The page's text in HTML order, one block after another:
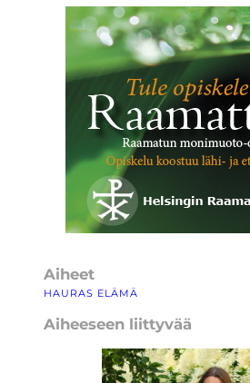
Aiheet
HAURAS ELÄMÄ
Aiheeseen liittyvää